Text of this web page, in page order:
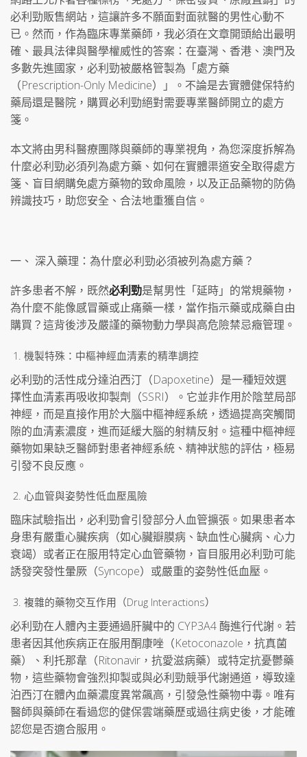
必利勁販售網站，這讓許多不願面對面就醫的男性心動不
已。然而，作為臨床專業藥師，我必須在文章開頭給出最明
確、最具法律與醫學權威性的答案：在臺灣、香港、澳門及
多數先進國家，必利勁被嚴格管製為「處方藥
（Prescription-Only Medicine）」。不論是去實體健保特約
藥局還是醫院，購買必利勁絕對需要專業醫師開立的處方
箋。
本文將由男科醫療團隊與藥師的專業視角，為您深度拆解為
什麼必利勁必須列為處方藥、如何在實體渠道安全取得處方
箋、盲目網購免處方藥物的致命風險，以及正品藥物的防偽
辨識技巧，助您安全、合法地重獲自信。
一、 深入藥理：為什麼必利勁必須被列為處方藥？
許多患者不解，既然必利勁是幫男性「延時」的常規藥物，
為什麼不能像感冒藥或止痛藥一樣，當作指示藥或成藥自由
購買？這背後涉及嚴謹的藥物動力學與高危險禁忌癥管理。
機製特殊：中樞神經血清素的精準調控
必利勁的活性成分達泊西汀（Dapoxetine）是一種短效選
擇性血清素再吸收抑製劑（SSRI）。它並非作用於陰莖局部
神經，而是直接作用於大腦中樞神經系統，透過提高突觸間
隙的血清素濃度，進而延緩大腦的射精反射。這種中樞神經
藥物如果缺乏醫師對患者神經系統、精神狀態的評估，極易
引發不良反應。
心血管與姿勢性低血壓風險
臨床試驗指出，必利勁會引發部分人血管擴張。如果患者本
身患有嚴重心臟疾病（如心臟瓣膜病、缺血性心臟病、心力
衰竭）或者正在服用特定心血管藥物，盲目服用必利勁可能
誘發突發性暈厥（Syncope）或嚴重的姿勢性低血壓。
複雜的藥物交互作用（Drug Interactions）
必利勁在人體內主要通過肝臟中的 CYP3A4 酶進行代謝。若
患者因其他疾病正在服用酮康唑（Ketoconazole，抗真菌
藥）、利托那韋（Ritonavir，抗愛滋病藥）或特定抗憂鬱藥
物，這些藥物會強烈抑製或與必利勁競爭代謝通道，導致達
泊西汀在體內血藥濃度異常飆高，引發急性藥物中毒。唯有
醫師與藥師在看過您的健保雲端藥歷或過往病史後，才能確
認您是否適合服用。